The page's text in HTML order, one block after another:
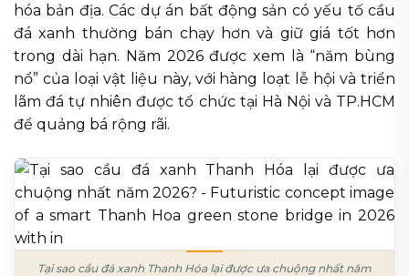
hóa bản địa. Các dự án bất động sản có yếu tố cầu
đá xanh thường bán chạy hơn và giữ giá tốt hơn
trong dài hạn. Năm 2026 được xem là “năm bùng
nổ” của loại vật liệu này, với hàng loạt lễ hội và triển
lãm đá tự nhiên được tổ chức tại Hà Nội và TP.HCM
để quảng bá rộng rãi.
Tại sao cầu đá xanh Thanh Hóa lại được ưa chuộng nhất năm